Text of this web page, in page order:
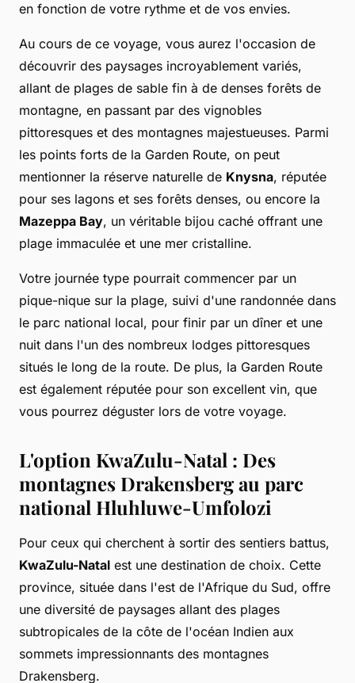
en fonction de votre rythme et de vos envies.
Au cours de ce voyage, vous aurez l'occasion de
découvrir des paysages incroyablement variés,
allant de plages de sable fin à de denses forêts de
montagne, en passant par des vignobles
pittoresques et des montagnes majestueuses. Parmi
les points forts de la Garden Route, on peut
mentionner la réserve naturelle de Knysna, réputée
pour ses lagons et ses forêts denses, ou encore la
Mazeppa Bay, un véritable bijou caché offrant une
plage immaculée et une mer cristalline.
Votre journée type pourrait commencer par un
pique-nique sur la plage, suivi d'une randonnée dans
le parc national local, pour finir par un dîner et une
nuit dans l'un des nombreux lodges pittoresques
situés le long de la route. De plus, la Garden Route
est également réputée pour son excellent vin, que
vous pourrez déguster lors de votre voyage.
L'option KwaZulu-Natal : Des
montagnes Drakensberg au parc
national Hluhluwe-Umfolozi
Pour ceux qui cherchent à sortir des sentiers battus,
KwaZulu-Natal est une destination de choix. Cette
province, située dans l'est de l'Afrique du Sud, offre
une diversité de paysages allant des plages
subtropicales de la côte de l'océan Indien aux
sommets impressionnants des montagnes
Drakensberg.